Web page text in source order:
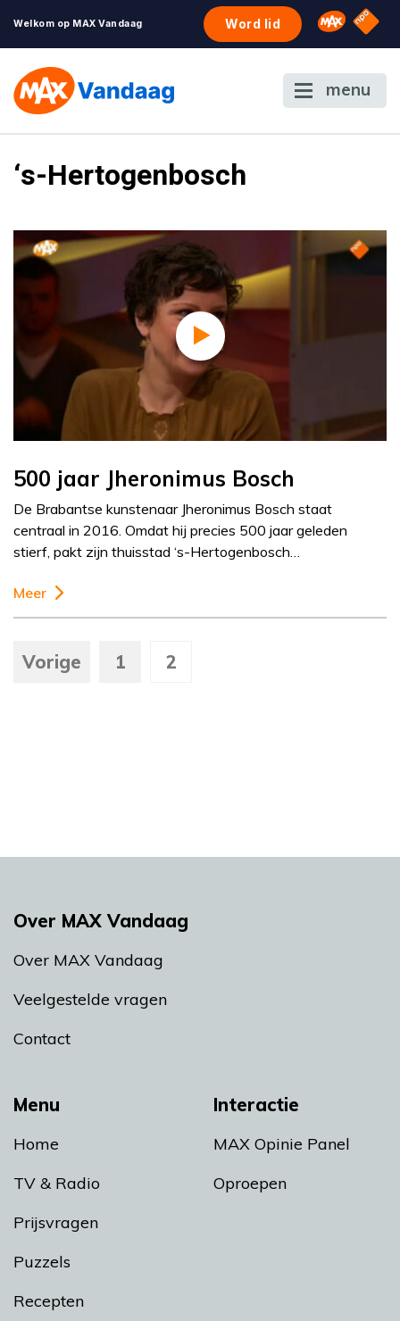
Welkom op MAX Vandaag Word lid Omroep
NPO
menu
‘s-Hertogenbosch
500 jaar Jheronimus Bosch
De Brabantse kunstenaar Jheronimus Bosch staat
centraal in 2016. Omdat hij precies 500 jaar geleden
stierf, pakt zijn thuisstad ‘s-Hertogenbosch…
Meer
Vorige 1 2
Menu
Home
TV & Radio
Prijsvragen
Puzzels
Recepten
Interactie
MAX Opinie Panel
Oproepen
Over MAX Vandaag
Over MAX Vandaag
Veelgestelde vragen
Contact